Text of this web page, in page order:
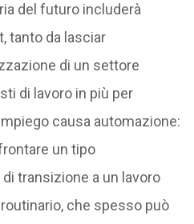
del futuro includerà
tanto da lasciar
di un settore
di lavoro in più per
causa automazione:
un tipo
transizione a un lavoro
che spesso può